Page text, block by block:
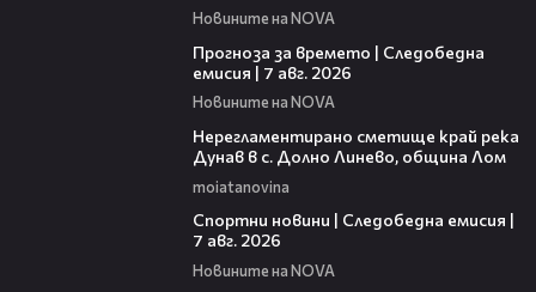
Новините на NOVA
Прогноза за времето | Следобедна
емисия | 7 авг. 2026
Новините на NOVA
Нерегламентирано сметище край река
Дунав в с. Долно Линево, община Лом
moiatanovina
Спортни новини | Следобедна емисия |
7 авг. 2026
Новините на NOVA